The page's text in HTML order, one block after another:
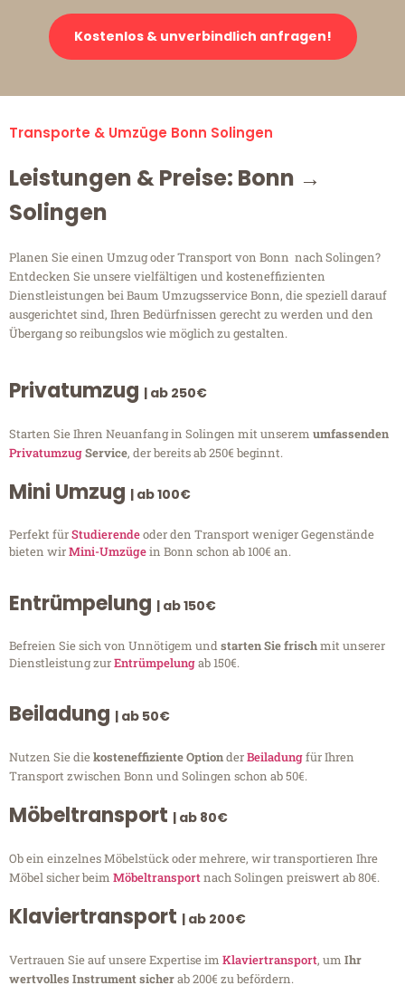
Kostenlos & unverbindlich anfragen!
Transporte & Umzüge Bonn Solingen
Leistungen & Preise: Bonn →
Solingen
Planen Sie einen Umzug oder Transport von Bonn nach Solingen?
Entdecken Sie unsere vielfältigen und kosteneffizienten
Dienstleistungen bei Baum Umzugsservice Bonn, die speziell darauf
ausgerichtet sind, Ihren Bedürfnissen gerecht zu werden und den
Übergang so reibungslos wie möglich zu gestalten.
Privatumzug | ab 250€
Starten Sie Ihren Neuanfang in Solingen mit unserem umfassenden
PrivatumzugService, der bereits ab 250€ beginnt.
Mini Umzug | ab 100€
Perfekt fürStudierendeoder den Transport weniger Gegenstände
bieten wirMini-Umzügein Bonn schon ab 100€ an.
Entrümpelung | ab 150€
Befreien Sie sich von Unnötigem undstarten Sie frischmit unserer
Dienstleistung zurEntrümpelungab 150€.
Beiladung | ab 50€
Nutzen Sie diekosteneffiziente OptionderBeiladungfür Ihren
Transport zwischen Bonn und Solingen schon ab 50€.
Möbeltransport | ab 80€
Ob ein einzelnes Möbelstück oder mehrere, wir transportieren Ihre
Möbel sicher beim Möbeltransportnach Solingen preiswert ab 80€.
Klaviertransport | ab 200€
Vertrauen Sie auf unsere Expertise im Klaviertransport, um Ihr
wertvolles Instrument sicherab 200€ zu befördern.